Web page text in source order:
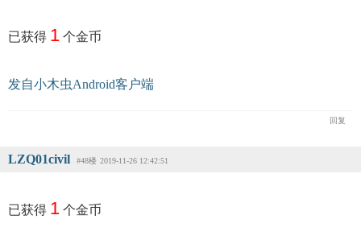
已获得 1 个金币
发自小木虫Android客户端
回复
LZQ01civil #48楼 2019-11-26 12:42:51
已获得 1 个金币